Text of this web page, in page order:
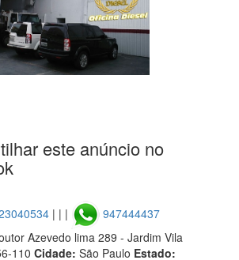
este anúncio no
| | |
947444437
Azevedo lima 289 - Jardim Vila
110 Cidade: São Paulo Estado: